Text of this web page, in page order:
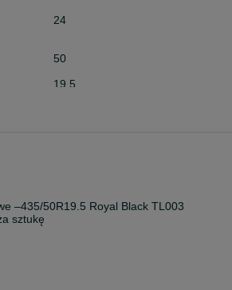
24
50
19.5
–435/50R19.5 Royal Black TL003
sztukę